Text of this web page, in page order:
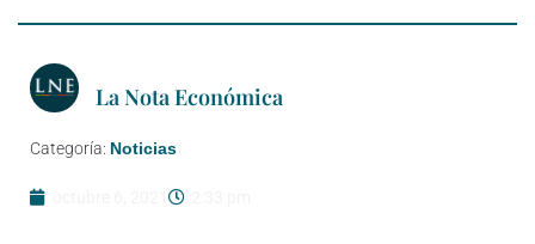
La Nota Económica
Categoría: Noticias